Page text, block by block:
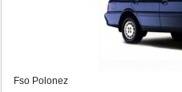
Fso Polonez